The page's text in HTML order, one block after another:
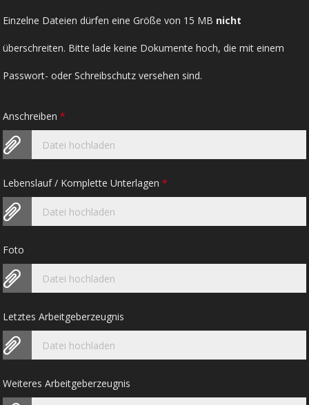
Einzelne Dateien dürfen eine Größe von 15 MB nicht
überschreiten. Bitte lade keine Dokumente hoch, die mit einem
Passwort- oder Schreibschutz versehen sind.
Anschreiben*
Datei hochladen
Lebenslauf / Komplette Unterlagen*
Datei hochladen
Foto
Datei hochladen
Letztes Arbeitgeberzeugnis
Datei hochladen
Weiteres Arbeitgeberzeugnis